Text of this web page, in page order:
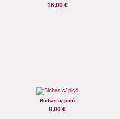
16,00 €
Bichas c/ picô
8,00 €